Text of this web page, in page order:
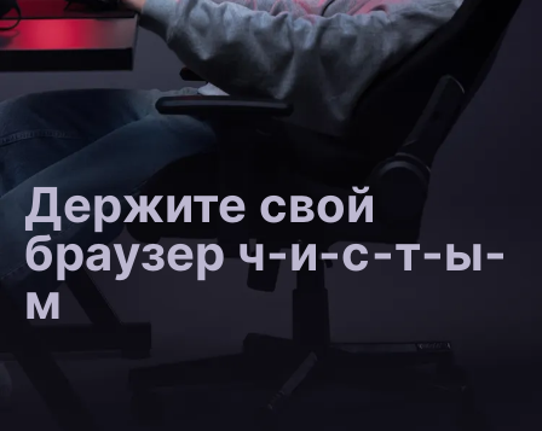
Держите свой
браузер ч-и-с-т-ы-
м